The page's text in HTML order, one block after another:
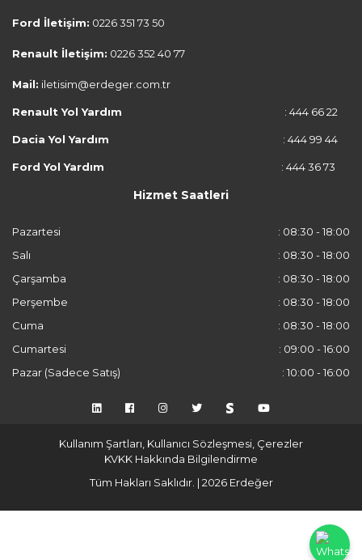
Ford İletişim: 0226 351 73 50
Renault İletişim: 0226 352 40 77
Mail: iletisim@erdeger.com.tr
Renault Yol Yardım : 444 66 22
Dacia Yol Yardım : 444 99 44
Ford Yol Yardım : 444 36 73
Hizmet Saatleri
Pazartesi
: 08:30 - 18:00
Salı
: 08:30 - 18:00
Çarşamba
: 08:30 - 18:00
Perşembe
: 08:30 - 18:00
Cuma
: 08:30 - 18:00
Cumartesi
: 09:00 - 16:00
Pazar (Sadece Satış)
: 10:00 - 16:00
Kullanım Şartları, Kullanıcı Sözleşmesi, Çerezler
KVKK Hakkında Bilgilendirme
Tüm Hakları Saklıdır. | 2026 Erdeğer